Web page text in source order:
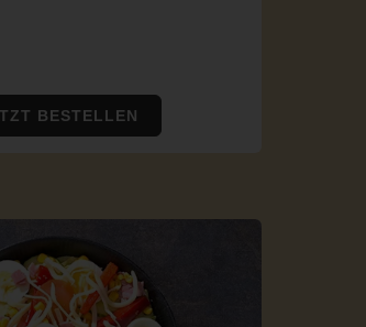
BESTELLEN